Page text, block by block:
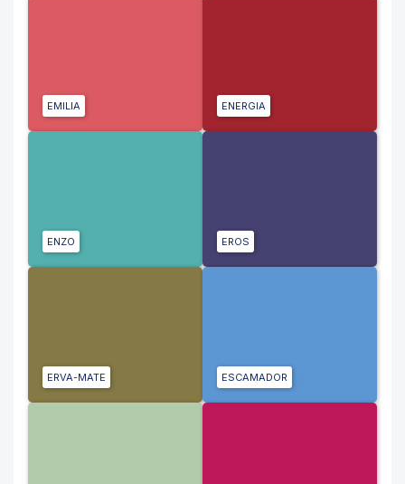
EMILIA ENERGIA
ENZO EROS
ERVA-MATE ESCAMADOR